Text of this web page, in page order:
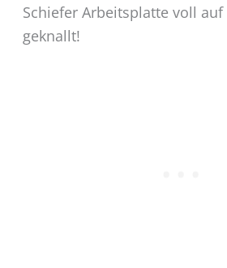
Schiefer Arbeitsplatte voll auf
geknallt!